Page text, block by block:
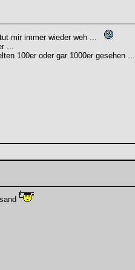
mir immer wieder weh ...
...
100er oder gar 1000er gesehen ...